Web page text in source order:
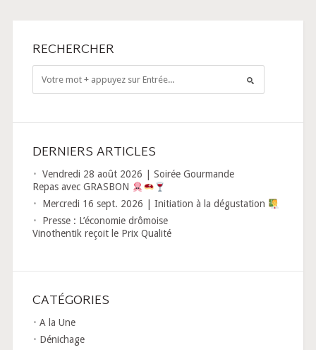
RECHERCHER
DERNIERS ARTICLES
Vendredi 28 août 2026 | Soirée Gourmande
Repas avec GRASBON
Mercredi 16 sept. 2026 | Initiation à la dégustation
Presse : L’économie drômoise
Vinothentik reçoit le Prix Qualité
CATÉGORIES
A la Une
Dénichage